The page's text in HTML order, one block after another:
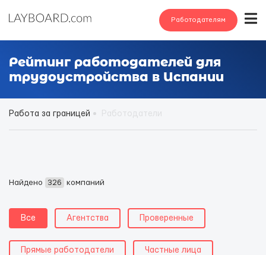
Работодателям
Рейтинг работодателей для
трудоустройства в Испании
Работа за границей
Найдено 326 компаний
Все Агентства Проверенные
Прямые работодатели Частные лица